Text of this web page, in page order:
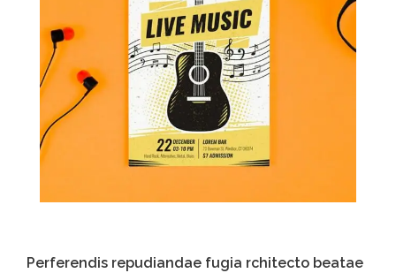
Perferendis repudiandae fugia rchitecto beatae